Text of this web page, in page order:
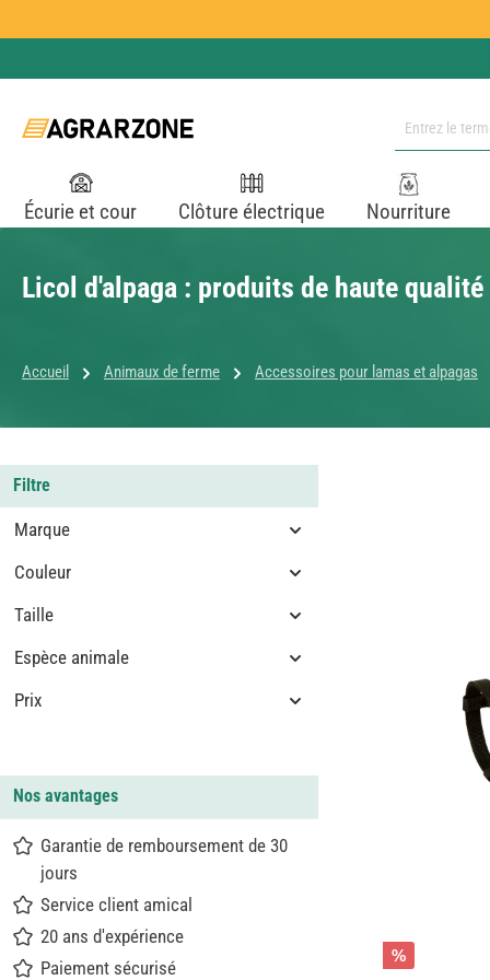
Écurie et cour Clôture électrique Nourriture
Licol d'alpaga : produits de haute
Accueil Animaux de ferme Accessoires pour lamas et alpagas
Filtre
Marque
Couleur
Taille
Espèce animale
Prix
Nos avantages
Garantie de remboursement de 30
jours
Service client amical
20 ans d'expérience
Paiement sécurisé
%